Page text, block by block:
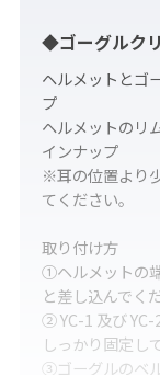
◆ゴーグルク
ヘルメットとゴ
プ
ヘルメットのリ
インナップ
※耳の位置より
てください。
取り付け方
①ヘルメットの
と差し込んでく
② YC-1 及び
しっかり固定し
③ゴーグルのベ